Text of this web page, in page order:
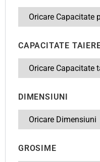
CAPACITATE
DIMENSIUNI
GROSIME